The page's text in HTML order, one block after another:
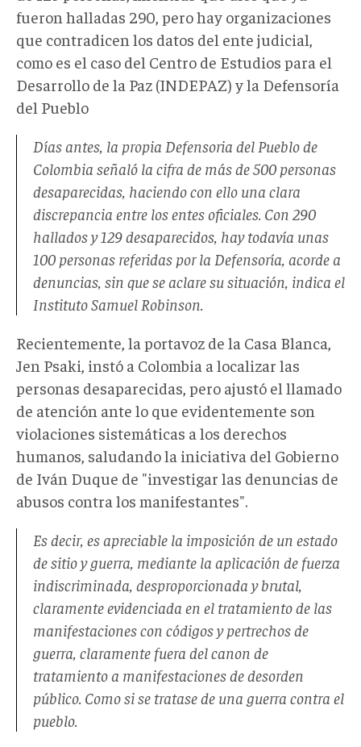
fueron halladas 290, pero hay organizaciones
que contradicen los datos del ente judicial,
como es el caso del Centro de Estudios para el
Desarrollo de la Paz (INDEPAZ) y la Defensoría
del Pueblo
Días antes, la propia Defensoria del Pueblo de
Colombia señaló la cifra de más de 500 personas
desaparecidas, haciendo con ello una clara
discrepancia entre los entes oficiales. Con 290
hallados y 129 desaparecidos, hay todavía unas
100 personas referidas por la Defensoría, acorde a
denuncias, sin que se aclare su situación, indica el
Instituto Samuel Robinson.
Recientemente, la portavoz de la Casa Blanca,
Jen Psaki, instó a Colombia a localizar las
personas desaparecidas, pero ajustó el llamado
de atención ante lo que evidentemente son
violaciones sistemáticas a los derechos
humanos, saludando la iniciativa del Gobierno
de Iván Duque de "investigar las denuncias de
abusos contra los manifestantes".
Es decir, es apreciable la imposición de un estado
de sitio y guerra, mediante la aplicación de fuerza
indiscriminada, desproporcionada y brutal,
claramente evidenciada en el tratamiento de las
manifestaciones con códigos y pertrechos de
guerra, claramente fuera del canon de
tratamiento a manifestaciones de desorden
público. Como si se tratase de una guerra contra el
pueblo.